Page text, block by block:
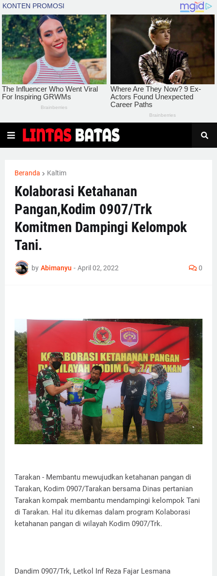
Beranda Kaltim
Kolaborasi Ketahanan
Pangan,Kodim 0907/Trk
Komitmen Dampingi Kelompok
Tani.
by Abimanyu - April 02, 2022 0
Tarakan - Membantu mewujudkan ketahanan pangan di
Tarakan, Kodim 0907/Tarakan bersama Dinas pertanian
Tarakan kompak membantu mendampingi kelompok Tani
di Tarakan. Hal itu dikemas dalam program Kolaborasi
ketahanan pangan di wilayah Kodim 0907/Trk.
Dandim 0907/Trk, Letkol Inf Reza Fajar Lesmana